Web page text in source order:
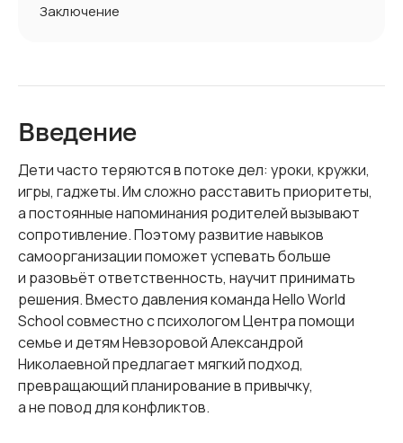
Заключение
Введение
Дети часто теряются в потоке дел: уроки, кружки,
игры, гаджеты. Им сложно расставить приоритеты,
а постоянные напоминания родителей вызывают
сопротивление. Поэтому развитие навыков
самоорганизации поможет успевать больше
и разовьёт ответственность, научит принимать
решения. Вместо давления команда Hello World
School совместно с психологом Центра помощи
семье и детям Невзоровой Александрой
Николаевной предлагает мягкий подход,
превращающий планирование в привычку,
а не повод для конфликтов.